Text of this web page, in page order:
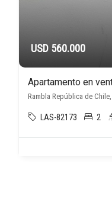
USD 560.000
Apartamento en
Rambla República de
LAS-82173 2